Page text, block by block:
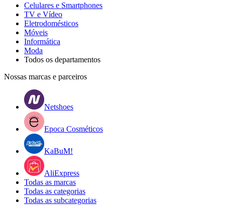
Celulares e Smartphones
TV e Vídeo
Eletrodomésticos
Móveis
Informática
Moda
Todos os departamentos
Nossas marcas e parceiros
Netshoes
Epoca Cosméticos
KaBuM!
AliExpress
Todas as marcas
Todas as categorias
Todas as subcategorias